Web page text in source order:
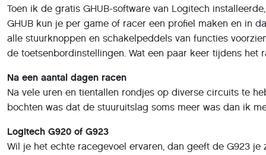
Toen ik de gratis GHUB-software van Logitech
GHUB kun je per game of racer een profiel maken en in
alle stuurknoppen en schakelpeddels van functies
de toetsenbordinstellingen. Wat een paar keer tijdens
Na een aantal dagen racen
Na vele uren en tientallen rondjes op diverse circuits te
bochten was dat de stuuruitslag soms meer was dan ik
Logitech G920 of G923
Wil je het echte racegevoel ervaren, dan geeft de G923